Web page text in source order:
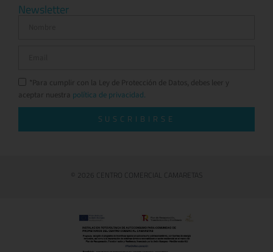
Newsletter
*Para cumplir con la Ley de Protección de Datos, debes leer y
aceptar nuestra política de privacidad.
SUSCRIBIRSE
© 2026 CENTRO COMERCIAL CAMARETAS